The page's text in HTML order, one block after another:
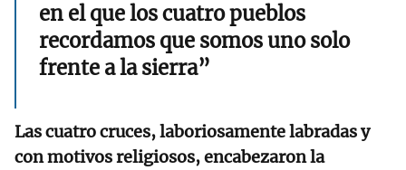
en el que los cuatro pueblos
recordamos que somos uno solo
frente a la sierra”
Las cuatro cruces, laboriosamente labradas y
con motivos religiosos, encabezaron la